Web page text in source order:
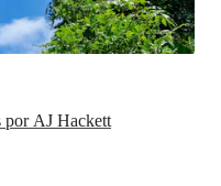
por AJ Hackett